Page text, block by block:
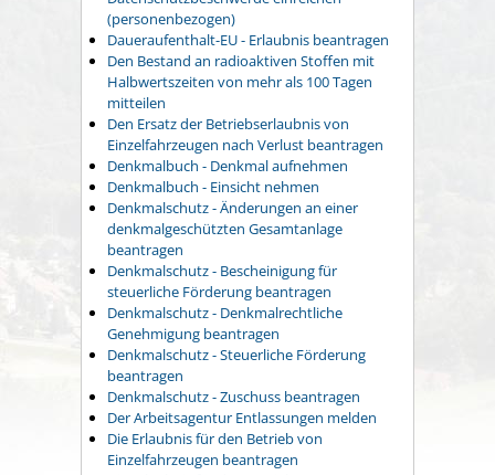
(personenbezogen)
Daueraufenthalt-EU - Erlaubnis beantragen
Den Bestand an radioaktiven Stoffen mit
Halbwertszeiten von mehr als 100 Tagen
mitteilen
Den Ersatz der Betriebserlaubnis von
Einzelfahrzeugen nach Verlust beantragen
Denkmalbuch - Denkmal aufnehmen
Denkmalbuch - Einsicht nehmen
Denkmalschutz - Änderungen an einer
denkmalgeschützten Gesamtanlage
beantragen
Denkmalschutz - Bescheinigung für
steuerliche Förderung beantragen
Denkmalschutz - Denkmalrechtliche
Genehmigung beantragen
Denkmalschutz - Steuerliche Förderung
beantragen
Denkmalschutz - Zuschuss beantragen
Der Arbeitsagentur Entlassungen melden
Die Erlaubnis für den Betrieb von
Einzelfahrzeugen beantragen